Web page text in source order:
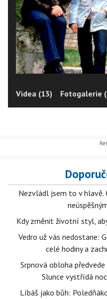
Videa (13) Fotogalerie
Nezvládl jsem to v hlavě.
Kdy změnit životní styl,
Vedro už vás nedostane:
celé hodiny a
Srpnová obloha
Slunce vystřídá
Líbáš jako bůh: